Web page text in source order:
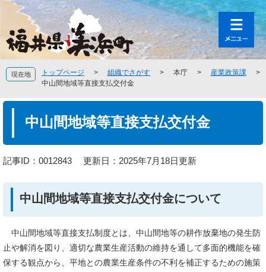
の
頭
で
。
ー
飛
ば
て
へ
現在地 トップページ > 組織でさがす > 本庁 > 産業政策課
>
中山間地域等直接支払交付金
中山間地域等直接支払交付金
記事ID：0012843 更新日：2025年7月18日更新
中山間地域等直接支払交付金について
中山間地域等直接支払制度とは、中山間地等の耕作放棄地の発生防
止や解消を図り、適切な農業生産活動の維持を通して多面的機能を確
保する観点から、平地との農業生産条件の不利を補正するための施策